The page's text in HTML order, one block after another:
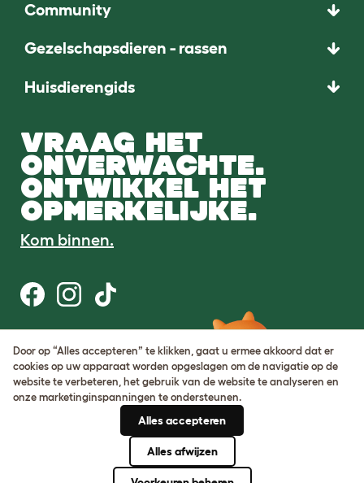
Community
Gezelschapsdieren - rassen
Huisdierengids
VRAAG HET
ONVERWACHTE.
ONTWIKKEL HET
OPMERKELIJKE.
Kom binnen.
Gebruiksvoorwaarden
Cookie & privacybeleid
Cookie Settings
Sitemap
BTW-nummer: DE317631106
Door op “Alles accepteren” te klikken, gaat u ermee akkoord dat er
cookies op uw apparaat worden opgeslagen om de navigatie op de
website te verbeteren, het gebruik van de website te analyseren en
onze marketinginspanningen te ondersteunen.
Alles accepteren
Alles afwijzen